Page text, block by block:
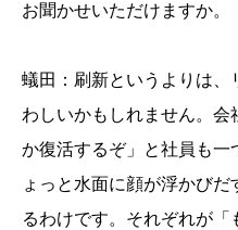
お聞かせいただけますか。
蟻田：刷新というよりは、
わしいかもしれません。会
か復活するぞ」と社員も一
ょっと水面に顔が浮かびだ
るわけです。それぞれが「